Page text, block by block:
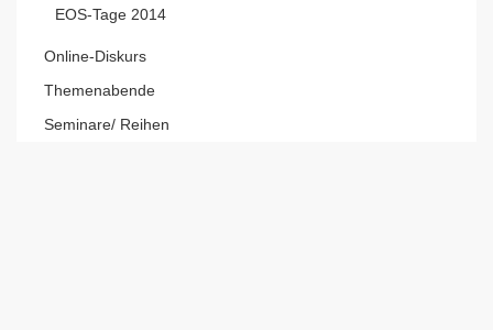
EOS-Tage 2014
Online-Diskurs
Themenabende
Seminare/ Reihen